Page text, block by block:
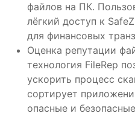
файлов на ПК.
лёгкий доступ к
для финансовых
Оценка репутации
технология FileRep
ускорить процесс
сортирует
опасные и